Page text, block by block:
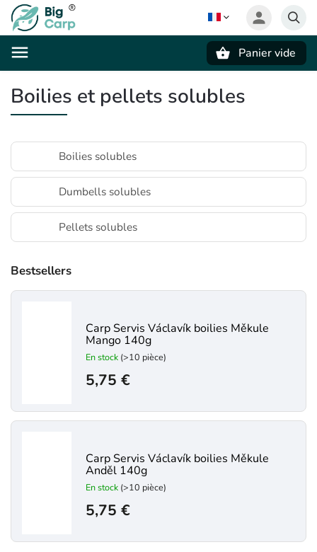
Panier vide
Boilies et pellets solubles
Boilies solubles
Dumbells solubles
Pellets solubles
Bestsellers
Carp Servis Václavík boilies Měkule
Mango 140g
En stock (>10 pièce)
5,75 €
Carp Servis Václavík boilies Měkule
Anděl 140g
En stock (>10 pièce)
5,75 €